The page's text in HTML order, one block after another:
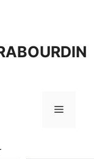
Menu